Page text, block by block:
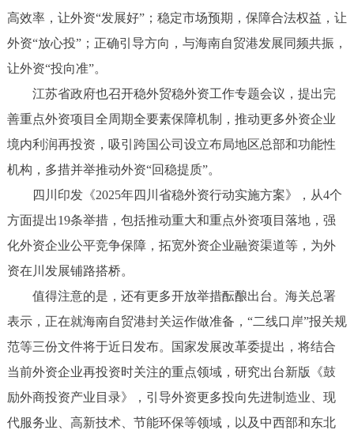
高效率，让外资“发展好”；稳定市场预期，保障合法权益，让
外资“放心投”；正确引导方向，与海南自贸港发展同频共振，
让外资“投向准”。
江苏省政府也召开稳外贸稳外资工作专题会议，提出完
善重点外资项目全周期全要素保障机制，推动更多外资企业
境内利润再投资，吸引跨国公司设立布局地区总部和功能性
机构，多措并举推动外资“回稳提质”。
四川印发《2025年四川省稳外资行动实施方案》，从4个
方面提出19条举措，包括推动重大和重点外资项目落地，强
化外资企业公平竞争保障，拓宽外资企业融资渠道等，为外
资在川发展铺路搭桥。
值得注意的是，还有更多开放举措酝酿出台。海关总署
表示，正在就海南自贸港封关运作做准备，“二线口岸”报关规
范等三份文件将于近日发布。国家发展改革委提出，将结合
当前外资企业再投资时关注的重点领域，研究出台新版《鼓
励外商投资产业目录》，引导外资更多投向先进制造业、现
代服务业、高新技术、节能环保等领域，以及中西部和东北